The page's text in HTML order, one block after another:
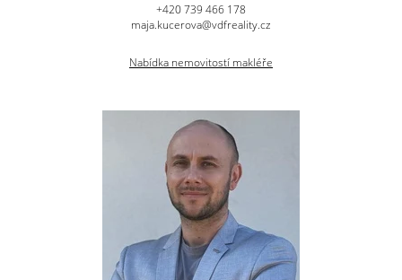
+420 739 466 178
maja.kucerova@vdfreality.cz
Nabídka nemovitostí makléře